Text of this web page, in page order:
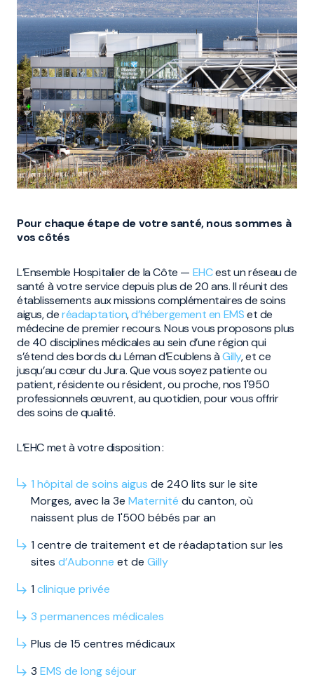
Pour chaque étape de votre santé, nous sommes à
vos côtés
L’Ensemble Hospitalier de la Côte — EHCest un réseau de
santé à votre service depuis plus de 20 ans. Il réunit des
établissements aux missions complémentaires de soins
aigus, deréadaptation,d’hébergement en EMSet de
médecine de premier recours. Nous vous proposons plus
de 40 disciplines médicales au sein d’une région qui
s’étend des bords du Léman d’Ecublens àGilly, et ce
jusqu’au cœur du Jura. Que vous soyez patiente ou
patient, résidente ou résident, ou proche, nos 1'950
professionnels œuvrent, au quotidien, pour vous offrir
des soins de qualité.
L’EHC met à votre disposition :
1 hôpital de soins aigus de 240 lits sur le site
Morges, avec la 3e Maternité du canton, où
naissent plus de 1'500 bébés par an
1 centre de traitement et de réadaptation sur les
sites d’Aubonne et de Gilly
1 clinique privée
3 permanences médicales
Plus de 15 centres médicaux
3 EMS de longséjour